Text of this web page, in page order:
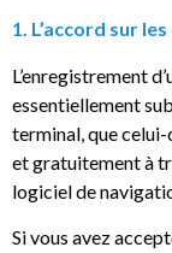
1. L’accord sur
L’enregistrement
essentiellement
terminal, que
et gratuitement à
logiciel de
Si vous avez